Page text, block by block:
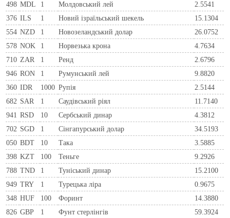
498 MDL 1 Молдовський лей
2.5541
376 ILS 1 Новий ізраїльський шекель
15.1304
554 NZD 1 Новозеландський долар
26.0752
578 NOK 1 Норвезька крона
4.7634
710 ZAR 1 Ренд
2.6796
946 RON 1 Румунський лей
9.8820
360 IDR 1000 Рупія
2.5144
682 SAR 1 Саудівський ріял
11.7140
941 RSD 10 Сербський динар
4.3812
702 SGD 1 Сінгапурський долар
34.5193
050 BDT 10 Така
3.5885
398 KZT 100 Теньге
9.2926
788 TND 1 Туніський динар
15.2100
949 TRY 1 Турецька ліра
0.9675
348 HUF 100 Форинт
14.3880
826 GBP 1 Фунт стерлінгів 59.3924